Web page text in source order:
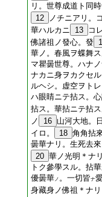
リ。世尊成道ト同
12
ノチニアリ。
華ハルカニ
13
コ
佛諸祖ノ發心。發
華ノ。春風ヲ蝶舞
マ瞿曇世尊。ハナ
ナカニ身ヲカクセ
ルヘシ。虚空ヲト
ハ眼睛ニテ拈ス。
拈ス。華拈ニテ拈
ノ
16 山河大地。
イロ。
18 角角拈
曇華ナリ。生死去
20 華ノ光明＊ナ
トク參學スル。拈
優曇華ノ 。一切皆ナ
身藏身ノ佛祖＊ナ